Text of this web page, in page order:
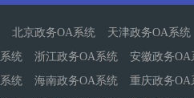
北京政务OA系统 天津政务OA系统
系统
浙江政务OA系统 安徽政务OA
系统
海南政务OA系统 重庆政务OA